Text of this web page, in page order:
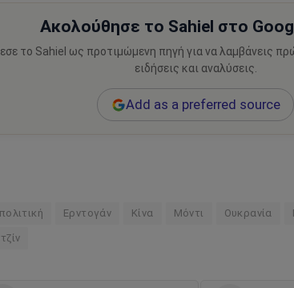
Ακολούθησε το Sahiel στο
το Sahiel ως προτιμώμενη πηγή για να λαμβάνεις
ειδήσεις και αναλύσεις.
Add as a preferred source
Ερντογάν Κίνα Μόντι Ουκρανία